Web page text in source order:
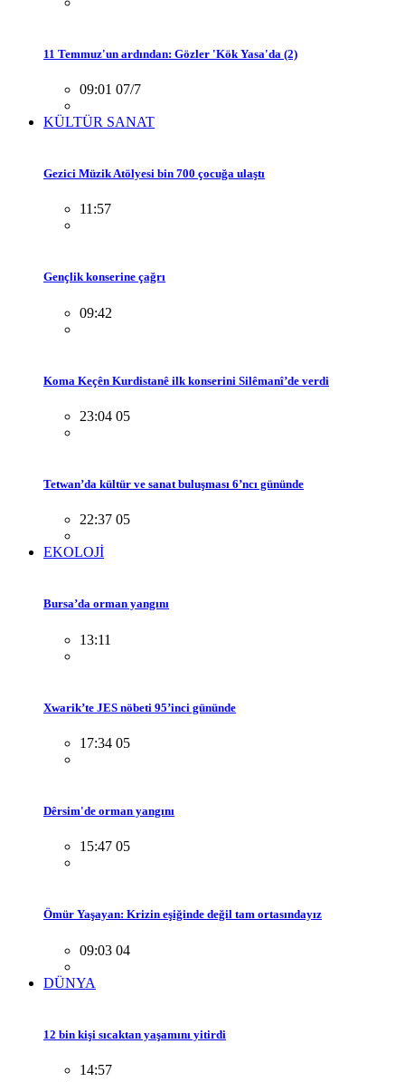
11 Temmuz'un ardından: Gözler 'Kök Yasa'da (2)
09:01 07/7
KÜLTÜR SANAT
Gezici Müzik Atölyesi bin 700 çocuğa ulaştı
11:57
Gençlik konserine çağrı
09:42
Koma Keçên Kurdistanê ilk konserini Silêmanî’de verdi
23:04 05
Tetwan’da kültür ve sanat buluşması 6’ncı gününde
22:37 05
EKOLOJİ
Bursa’da orman yangını
13:11
Xwarik’te JES nöbeti 95’inci gününde
17:34 05
Dêrsim'de orman yangını
15:47 05
Ömür Yaşayan: Krizin eşiğinde değil tam ortasındayız
09:03 04
DÜNYA
12 bin kişi sıcaktan yaşamını yitirdi
14:57